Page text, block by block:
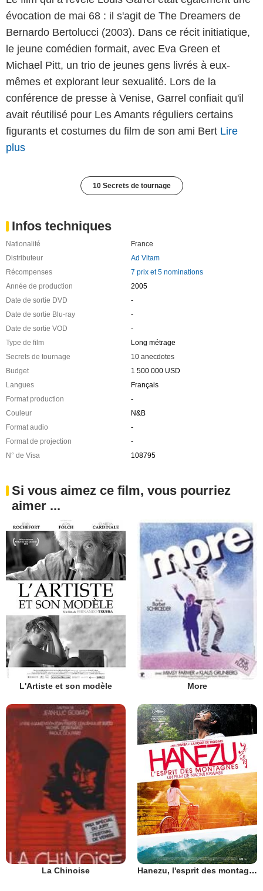
évocation de mai 68 : il s'agit de The Dreamers de
Bernardo Bertolucci (2003). Dans ce récit initiatique,
le jeune comédien formait, avec Eva Green et
Michael Pitt, un trio de jeunes gens livrés à eux-
mêmes et explorant leur sexualité. Lors de la
conférence de presse à Venise, Garrel confiait qu'il
avait réutilisé pour Les Amants réguliers certains
figurants et costumes du film de son ami Bert Lire
plus
10 Secrets de tournage
Infos techniques
Nationalité
France
Distributeur
Ad Vitam
Récompenses
7 prix et 5 nominations
Année de production
2005
Date de sortie DVD
-
Date de sortie Blu-ray
-
Date de sortie VOD
-
Type de film
Long métrage
Secrets de tournage
10 anecdotes
Budget
1 500 000 USD
Langues
Français
Format production
-
Couleur
N&B
Format audio
-
Format de projection
-
N° de Visa
108795
Si vous aimez ce film, vous pourriez
aimer ...
L'Artiste et son modèle More
La Chinoise Hanezu, l'esprit des montagnes